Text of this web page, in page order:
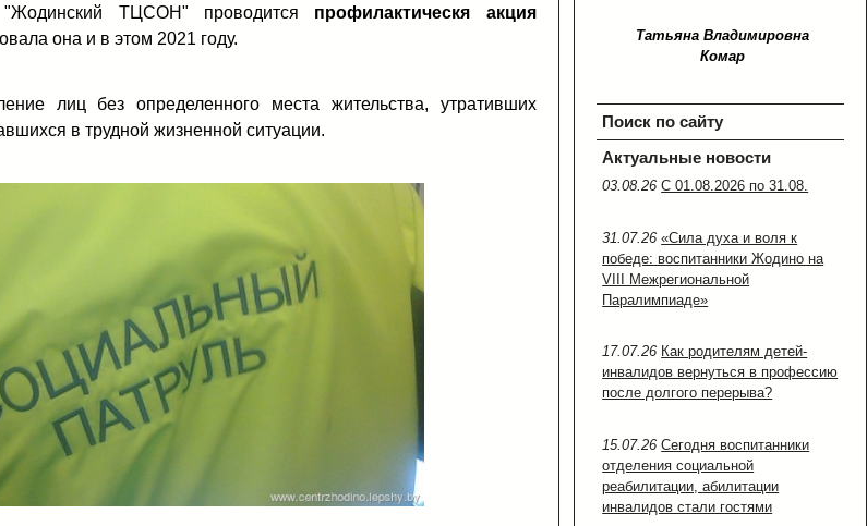
"Жодинский ТЦСОН" проводится профилактическя акция
она и в этом 2021 году.
лиц без определенного места жительства, утративших
в трудной жизненной ситуации.
Татьяна Владимировна
Комар
Поиск по сайту
Актуальные новости
03.08.26С 01.08.2026 по 31.08.
31.07.26«Сила духа и воля к
победе: воспитанники Жодино на
VIII Межрегиональной
Паралимпиаде»
17.07.26 Как родителям детей-
инвалидов вернуться в профессию
после долгого перерыва?
15.07.26Сегодня воспитанники
отделения социальной
реабилитации, абилитации
инвалидов стали гостями